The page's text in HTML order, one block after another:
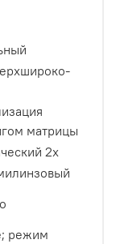
матрицы
2x
режим